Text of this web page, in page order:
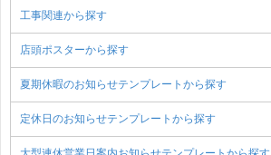
工事関連から探す
店頭ポスターから探す
夏期休暇のお知らせテンプレートから探す
定休日のお知らせテンプレートから探す